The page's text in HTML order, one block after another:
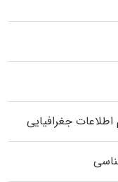
جغرافیایی